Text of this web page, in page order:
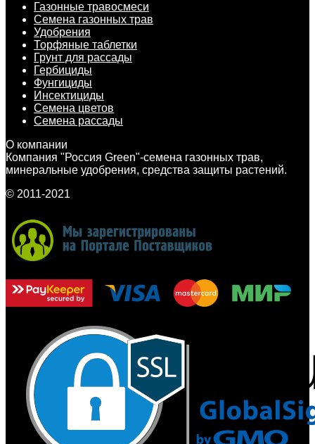
Газонные травосмеси
Семена газонных трав
Удобрения
Торфяные таблетки
Грунт для рассады
Гербициды
Фунгициды
Инсектициды
Семена цветов
Семена рассады
О компании
Компания "Россия Green"-семена газонных трав,
минеральные удобрения, средства защиты растений.
© 2011-2021